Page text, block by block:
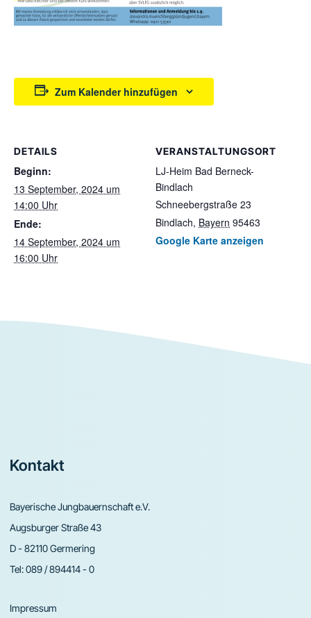
Zum Kalender hinzufügen
DETAILS
Beginn:
13 September, 2024 um
14:00 Uhr
Ende:
14 September, 2024 um
16:00 Uhr
VERANSTALTUNGSORT
LJ-Heim Bad Berneck-
Bindlach
Schneebergstraße 23
Bindlach, Bayern 95463
Google Karte anzeigen
Footer
Kontakt
Bayerische Jungbauernschaft e.V.
Augsburger Straße 43
D - 82110 Germering
Tel:089 / 894414 - 0
Impressum